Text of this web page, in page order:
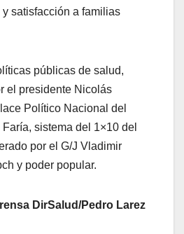
y satisfacción a familias
públicas de salud,
el presidente Nicolás
Político Nacional del
sistema del 1×10 del
por el G/J Vladimir
y poder popular.
DirSalud/Pedro Larez